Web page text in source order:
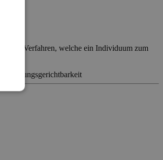
jener Verfahren, welche ein Individuum zum
Verfassungsgerichtbarkeit